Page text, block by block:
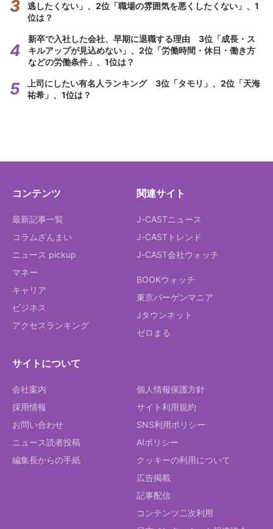
逃したくない」、2位「職場の雰囲気を悪くしたくない」、1
位は？
新卒で入社した会社、早期に退職する理由 3位「成長・ス
キルアップが見込めない」、2位「労働時間・休日・働き方
などの労働条件」、1位は？
上司にしたい有名人ランキング 3位「タモリ」、2位「天海
祐希」、1位は？
コンテンツ
最新記事一覧
コラムざんまい
ニュース pickup
マネー
キャリア
ビジネス
アクセスランキング
関連サイト
J-CASTニュース
J-CASTトレンド
J-CAST会社ウォッチ
BOOKウォッチ
東京バーゲンマニア
Jタウンネット
ゼロまる
サイトについて
会社案内
採用情報
お問い合わせ
ニュース読者投稿
編集長からの手紙
個人情報保護方針
サイト利用規約
SNS利用ポリシー
AIポリシー
クッキーの利用について
広告掲載
記事配信
コンテンツ二次利用